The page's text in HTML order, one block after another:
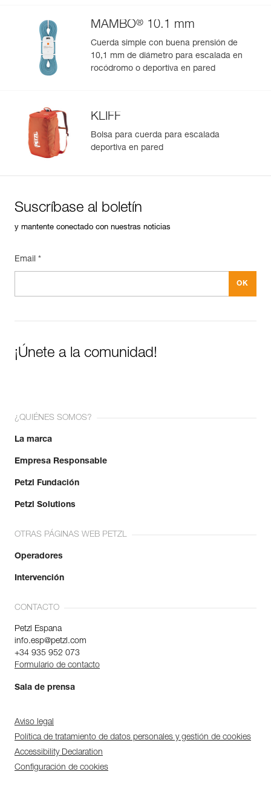
MAMBO® 10.1 mm
Cuerda simple con buena prensión de
10,1 mm de diámetro para escalada en
rocódromo o deportiva en pared
KLIFF
Bolsa para cuerda para escalada
deportiva en pared
Suscríbase al boletín
y mantente conectado con nuestras noticias
Email *
¡Únete a la comunidad!
¿QUIÉNES SOMOS?
La marca
Empresa Responsable
Petzl Fundación
Petzl Solutions
OTRAS PÁGINAS WEB PETZL
Operadores
Intervención
CONTACTO
Petzl Espana
info.esp@petzl.com
+34 935 952 073
Formulario de contacto
Sala de prensa
Aviso legal
Política de tratamiento de datos personales y gestión de cookies
Accessibility Declaration
Configuración de cookies